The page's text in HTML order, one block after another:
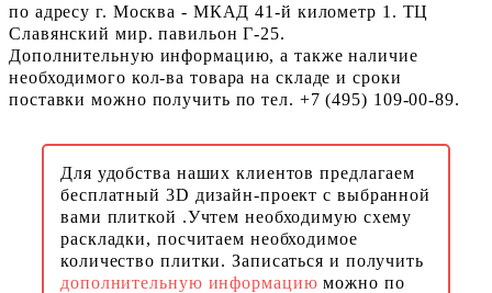
по адресу г. Москва - МКАД 41-й километр 1. ТЦ
Славянский мир. павильон Г-25.
Дополнительную информацию, а также наличие
необходимого кол-ва товара на складе и сроки
поставки можно получить по тел. +7 (495) 109-00-89.
Для удобства наших клиентов предлагаем
бесплатный 3D дизайн-проект с выбранной
вами плиткой .Учтем необходимую схему
раскладки, посчитаем необходимое
количество плитки. Записаться и получить
дополнительную информациюможно по